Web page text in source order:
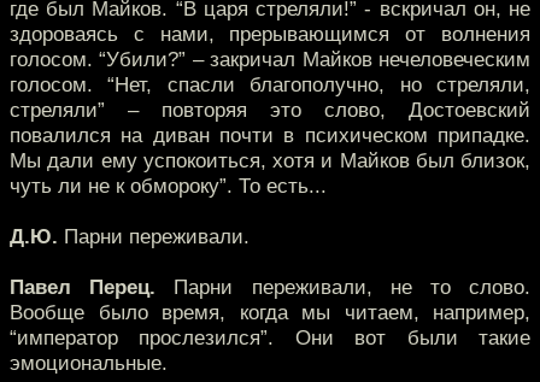
где был Майков. “В царя стреляли!” - вскричал он, не
здороваясь с нами, прерывающимся от волнения
голосом. “Убили?” – закричал Майков нечеловеческим
голосом. “Нет, спасли благополучно, но стреляли,
стреляли” – повторяя это слово, Достоевский
повалился на диван почти в психическом припадке.
Мы дали ему успокоиться, хотя и Майков был близок,
чуть ли не к обмороку”. То есть...
Д.Ю. Парни переживали.
Павел Перец. Парни переживали, не то слово.
Вообще было время, когда мы читаем, например,
“император прослезился”. Они вот были такие
эмоциональные.